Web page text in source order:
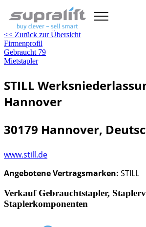
<< Zurück zur Übersicht
Firmenprofil
Gebraucht 79
Mietstapler
STILL
Hannover
30179 Hannover,
www.still.de
Angebotene Vertragsmarken: STILL
Verkauf Gebrauchtstapler,
Staplerkomponenten